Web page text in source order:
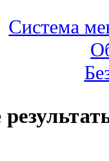
Система